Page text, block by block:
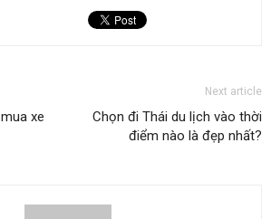
xe
Next article
Chọn đi Thái du lịch vào thời
điểm nào là đẹp nhất?